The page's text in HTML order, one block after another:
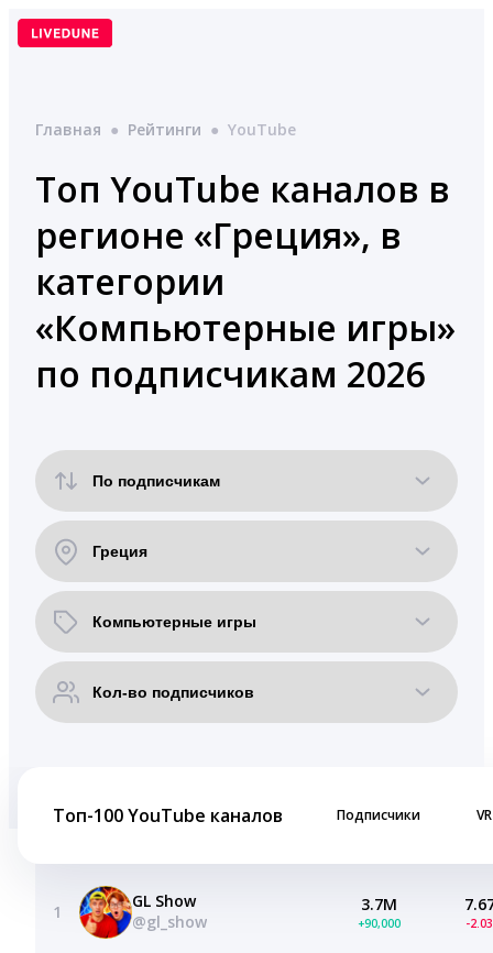
Перейти
Главная ● Рейтинги ● YouTube
Топ YouTube каналов в
регионе «Греция», в
категории
«Компьютерные игры»
по подписчикам 2026
Топ-100 YouTube каналов Подписчики VR
1
GL Show
@gl_show
3.7M
+90,000 -